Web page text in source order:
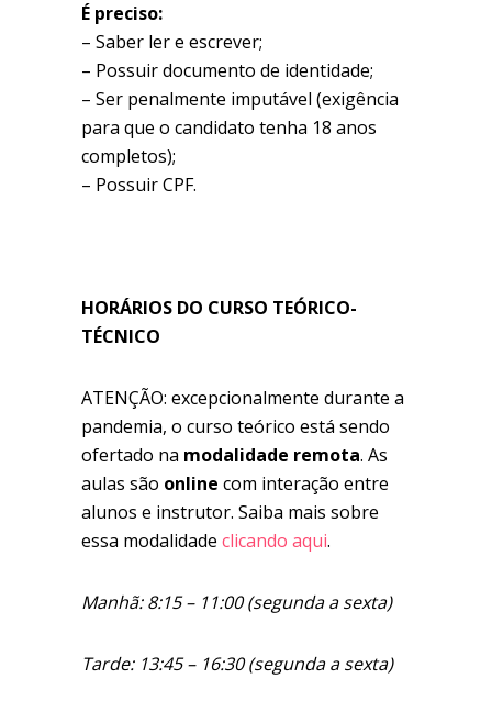
É preciso:
– Saber ler e escrever;
– Possuir documento de identidade;
– Ser penalmente imputável (exigência
para que o candidato tenha 18 anos
completos);
– Possuir CPF.
HORÁRIOS DO CURSO TEÓRICO-
TÉCNICO
ATENÇÃO: excepcionalmente durante a
pandemia, o curso teórico está sendo
ofertado na modalidade remota. As
aulas são online com interação entre
alunos e instrutor. Saiba mais sobre
essa modalidade clicando aqui.
Manhã: 8:15 – 11:00 (segunda a sexta)
Tarde: 13:45 – 16:30 (segunda a sexta)